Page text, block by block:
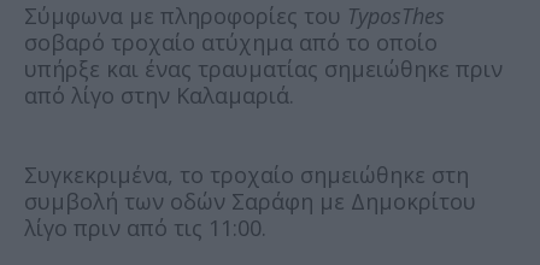
Σύμφωνα με πληροφορίες του TyposThes
σοβαρό τροχαίο ατύχημα από το οποίο
υπήρξε και ένας τραυματίας σημειώθηκε πριν
από λίγο στην Καλαμαριά.
Συγκεκριμένα, το τροχαίο σημειώθηκε στη
συμβολή των οδών Σαράφη με Δημοκρίτου
λίγο πριν από τις 11:00.